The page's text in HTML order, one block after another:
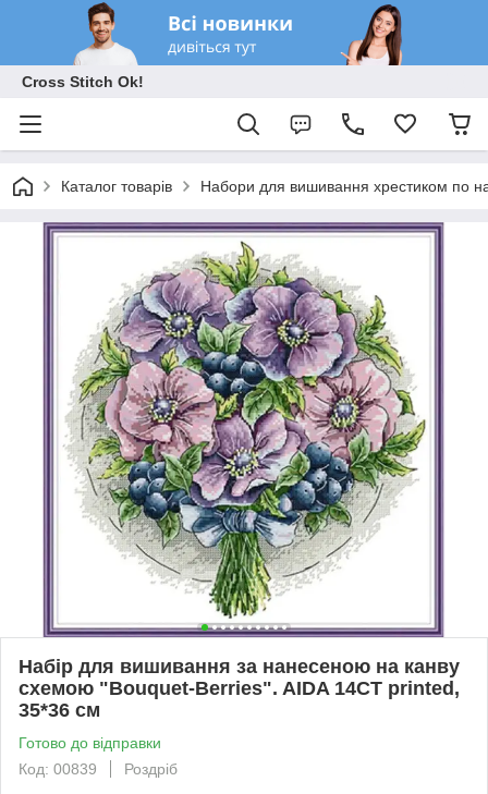
Cross Stitch Ok!
Каталог товарів Набори для вишивання хрестиком по
Набір для вишивання за нанесеною на канву
схемою "Bouquet-Berries". AIDA 14CT printed,
35*36 см
Готово до відправки
Код: 00839
Роздріб